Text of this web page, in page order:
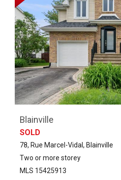
Blainville
SOLD
78, Rue Marcel-Vidal, Blainville
Two or more storey
MLS 15425913